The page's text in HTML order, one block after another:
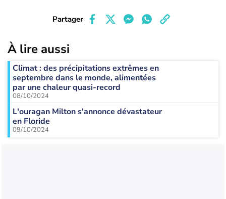
Partager
À lire aussi
Climat : des précipitations extrêmes en
septembre dans le monde, alimentées
par une chaleur quasi-record
08/10/2024
L'ouragan Milton s'annonce dévastateur
en Floride
09/10/2024